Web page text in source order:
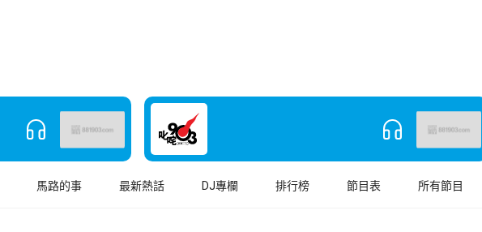
馬路的事 最新熱話 DJ專欄 排行榜 節目表 所有節目